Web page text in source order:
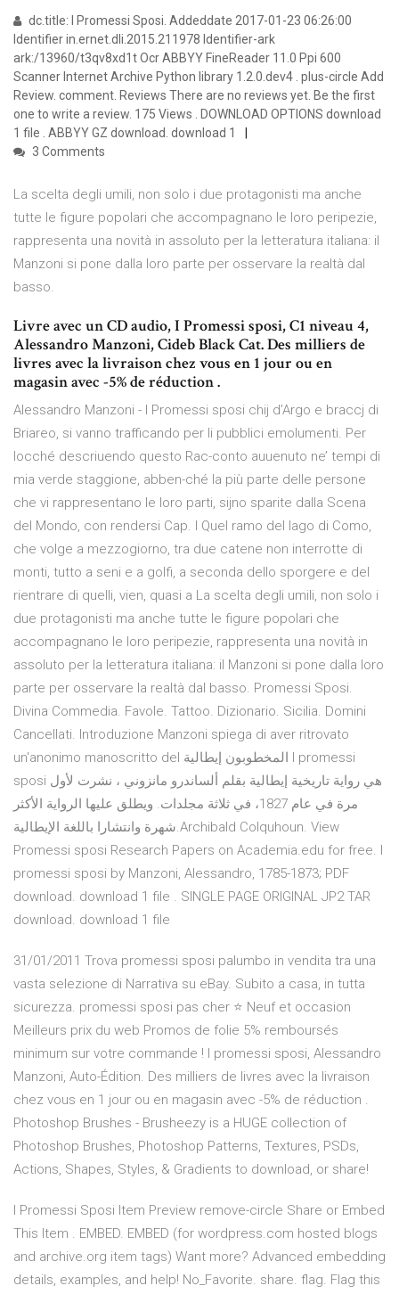
dc.title: I Promessi Sposi. Addeddate 2017-01-23 06:26:00
Identifier in.ernet.dli.2015.211978 Identifier-ark
ark:/13960/t3qv8xd1t Ocr ABBYY FineReader 11.0 Ppi 600
Scanner Internet Archive Python library 1.2.0.dev4 . plus-circle Add
Review. comment. Reviews There are no reviews yet. Be the first
one to write a review. 175 Views . DOWNLOAD OPTIONS download
1 file . ABBYY GZ download. download 1
3 Comments
La scelta degli umili, non solo i due protagonisti ma anche
tutte le figure popolari che accompagnano le loro peripezie,
rappresenta una novità in assoluto per la letteratura italiana: il
Manzoni si pone dalla loro parte per osservare la realtà dal
basso.
Livre avec un CD audio, I Promessi sposi, C1 niveau 4,
Alessandro Manzoni, Cideb Black Cat. Des milliers de
livres avec la livraison chez vous en 1 jour ou en
magasin avec -5% de réduction .
Alessandro Manzoni - I Promessi sposi chij d’Argo e braccj di
Briareo, si vanno trafficando per li pubblici emolumenti. Per
locché descriuendo questo Rac-conto auuenuto ne’ tempi di
mia verde staggione, abben-ché la più parte delle persone
che vi rappresentano le loro parti, sijno sparite dalla Scena
del Mondo, con rendersi Cap. I Quel ramo del lago di Como,
che volge a mezzogiorno, tra due catene non interrotte di
monti, tutto a seni e a golfi, a seconda dello sporgere e del
rientrare di quelli, vien, quasi a La scelta degli umili, non solo i
due protagonisti ma anche tutte le figure popolari che
accompagnano le loro peripezie, rappresenta una novità in
assoluto per la letteratura italiana: il Manzoni si pone dalla loro
parte per osservare la realtà dal basso. Promessi Sposi.
Divina Commedia. Favole. Tattoo. Dizionario. Sicilia. Domini
Cancellati. Introduzione Manzoni spiega di aver ritrovato
un'anonimo manoscritto del المخطوبون إيطالية I promessi
sposi هي رواية تاريخية إيطالية بقلم ألساندرو مانزوني ، نشرت لأول
مرة في عام 1827، في ثلاثة مجلدات. ويطلق عليها الرواية الأكثر
شهرة وانتشارا باللغة الإيطالية.Archibald Colquhoun. View
Promessi sposi Research Papers on Academia.edu for free. I
promessi sposi by Manzoni, Alessandro, 1785-1873; PDF
download. download 1 file . SINGLE PAGE ORIGINAL JP2 TAR
download. download 1 file
31/01/2011 Trova promessi sposi palumbo in vendita tra una
vasta selezione di Narrativa su eBay. Subito a casa, in tutta
sicurezza. promessi sposi pas cher ⭐ Neuf et occasion
Meilleurs prix du web Promos de folie 5% remboursés
minimum sur votre commande ! I promessi sposi, Alessandro
Manzoni, Auto-Édition. Des milliers de livres avec la livraison
chez vous en 1 jour ou en magasin avec -5% de réduction .
Photoshop Brushes - Brusheezy is a HUGE collection of
Photoshop Brushes, Photoshop Patterns, Textures, PSDs,
Actions, Shapes, Styles, & Gradients to download, or share!
I Promessi Sposi Item Preview remove-circle Share or Embed
This Item . EMBED. EMBED (for wordpress.com hosted blogs
and archive.org item tags) Want more? Advanced embedding
details, examples, and help! No_Favorite. share. flag. Flag this